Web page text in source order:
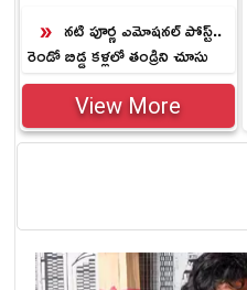
నటి పూర్ణ ఎమోషనల్ పోస్ట్..
రెండో బిడ్డ కళ్లలో తండ్రిని చూసు
కుంటూ భావోద్వేగం.!
View More